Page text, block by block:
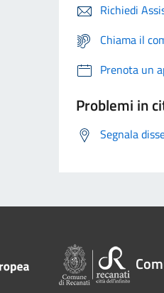
Richiedi
Chiama il
Prenota un
Problemi in
Segnala